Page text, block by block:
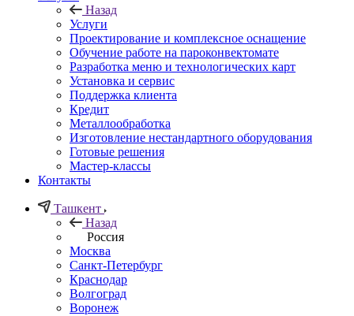
Назад
Услуги
Проектирование и комплексное оснащение
Обучение работе на пароконвектомате
Разработка меню и технологических карт
Установка и сервис
Поддержка клиента
Кредит
Металлообработка
Изготовление нестандартного оборудования
Готовые решения
Мастер-классы
Контакты
Ташкент
Назад
Россия
Москва
Санкт-Петербург
Краснодар
Волгоград
Воронеж